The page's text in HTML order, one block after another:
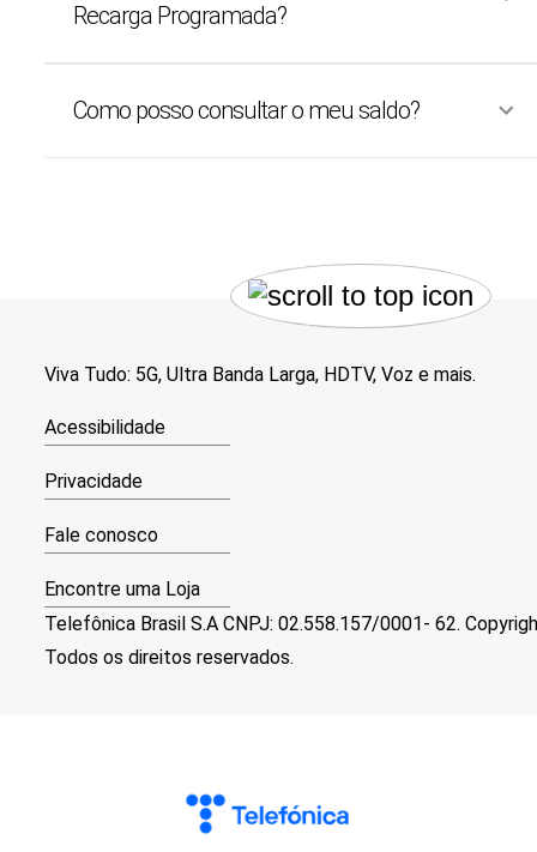
Recarga Programada?
Como posso consultar o meu saldo?
Viva Tudo: 5G, Ultra Banda Larga, HDTV, Voz e mais.
Acessibilidade
Privacidade
Fale conosco
Encontre uma Loja
Telefônica Brasil S.A CNPJ: 02.558.157/0001- 62.
Todos os direitos reservados.